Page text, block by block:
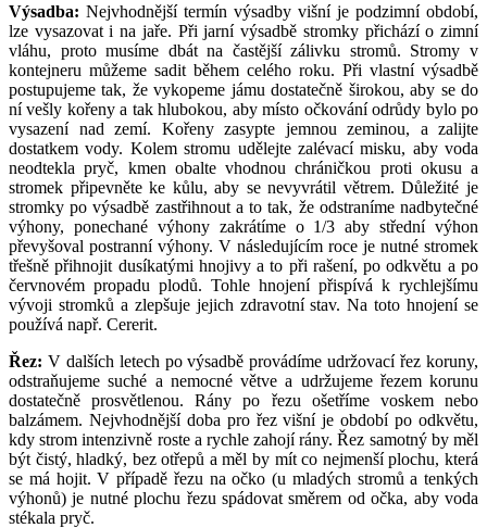
Výsadba: Nejvhodnější termín výsadby višní je podzimní období,
lze vysazovat i na jaře. Při jarní výsadbě stromky přichází o zimní
vláhu, proto musíme dbát na častější zálivku stromů. Stromy v
kontejneru můžeme sadit během celého roku. Při vlastní výsadbě
postupujeme tak, že vykopeme jámu dostatečně širokou, aby se do
ní vešly kořeny a tak hlubokou, aby místo očkování odrůdy bylo po
vysazení nad zemí. Kořeny zasypte jemnou zeminou, a zalijte
dostatkem vody. Kolem stromu udělejte zalévací misku, aby voda
neodtekla pryč, kmen obalte vhodnou chráničkou proti okusu a
stromek připevněte ke kůlu, aby se nevyvrátil větrem. Důležité je
stromky po výsadbě zastřihnout a to tak, že odstraníme nadbytečné
výhony, ponechané výhony zakrátíme o 1/3 aby střední výhon
převyšoval postranní výhony. V následujícím roce je nutné stromek
třešně přihnojit dusíkatými hnojivy a to při rašení, po odkvětu a po
červnovém propadu plodů. Tohle hnojení přispívá k rychlejšímu
vývoji stromků a zlepšuje jejich zdravotní stav. Na toto hnojení se
používá např. Cererit.
Řez: V dalších letech po výsadbě provádíme udržovací řez koruny,
odstraňujeme suché a nemocné větve a udržujeme řezem korunu
dostatečně prosvětlenou. Rány po řezu ošetříme voskem nebo
balzámem. Nejvhodnější doba pro řez višní je období po odkvětu,
kdy strom intenzivně roste a rychle zahojí rány. Řez samotný by měl
být čistý, hladký, bez otřepů a měl by mít co nejmenší plochu, která
se má hojit. V případě řezu na očko (u mladých stromů a tenkých
výhonů) je nutné plochu řezu spádovat směrem od očka, aby voda
stékala pryč.